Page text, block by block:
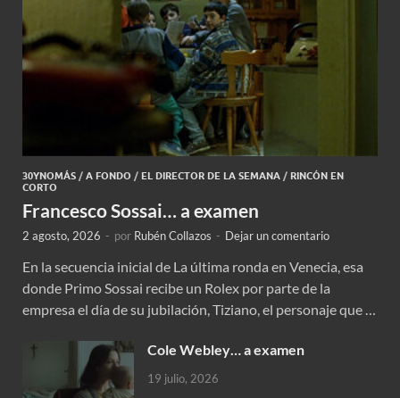
30YNOMÁS / A FONDO / EL DIRECTOR DE LA SEMANA / RINCÓN EN
CORTO
Francesco Sossai… a examen
2 agosto, 2026 - por Rubén Collazos - Dejar un comentario
En la secuencia inicial de La última ronda en Venecia, esa
donde Primo Sossai recibe un Rolex por parte de la
empresa el día de su jubilación, Tiziano, el personaje que …
Cole Webley… a examen
19 julio, 2026